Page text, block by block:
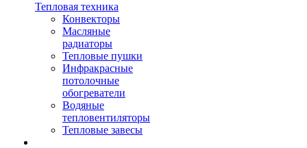
Тепловая техника
Конвекторы
Масляные
радиаторы
Тепловые пушки
Инфракрасные
потолочные
обогреватели
Водяные
тепловентиляторы
Тепловые завесы